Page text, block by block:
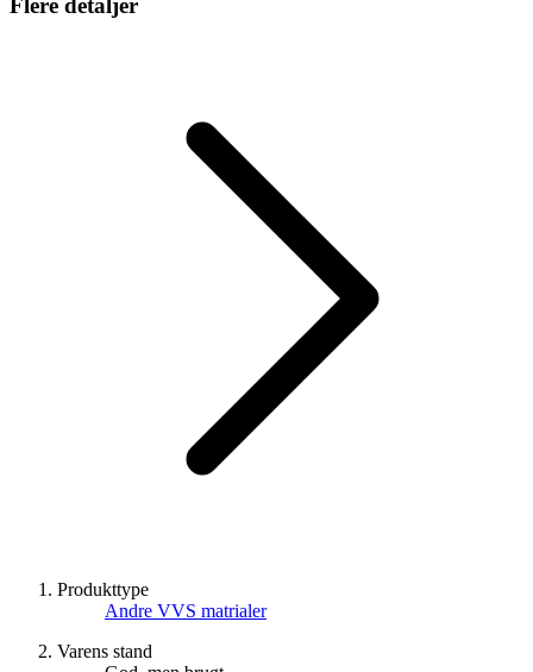
Flere detaljer
Produkttype
Andre VVS matrialer
Varens stand